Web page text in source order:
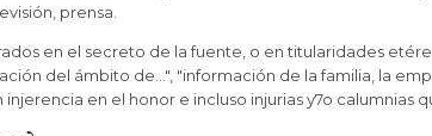
prensa.
en el secreto de la fuente, o en titularidades
del ámbito de…", "información de la familia, la
en el honor e incluso injurias y7o calumnias